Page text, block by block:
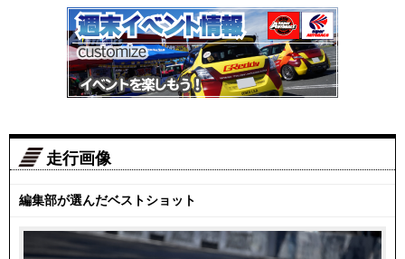
走行画像
編集部が選んだベストショット